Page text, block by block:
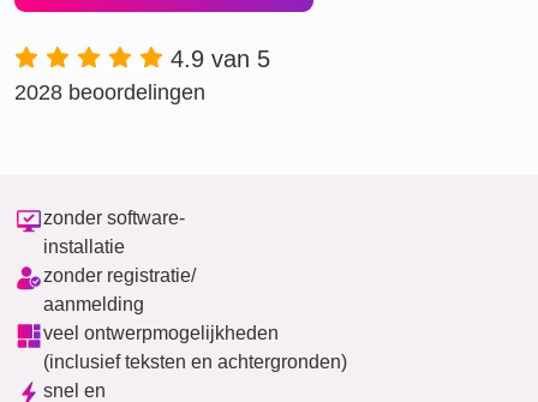
4.9 van 5
2028 beoordelingen
zonder software-
installatie
zonder registratie/
aanmelding
veel ontwerpmogelijkheden
(inclusief teksten en achtergronden)
snel en